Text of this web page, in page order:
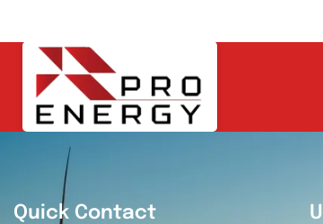
Quick Contact